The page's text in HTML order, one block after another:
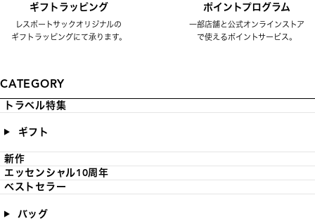
ギフトラッピング
レスポートサックオリジナルの
ギフトラッピングにて承ります。
ポイントプログラム
一部店舗と公式オンラインストア
で使えるポイントサービス。
CATEGORY
トラベル特集
ギフト
新作
エッセンシャル10周年
ベストセラー
バッグ